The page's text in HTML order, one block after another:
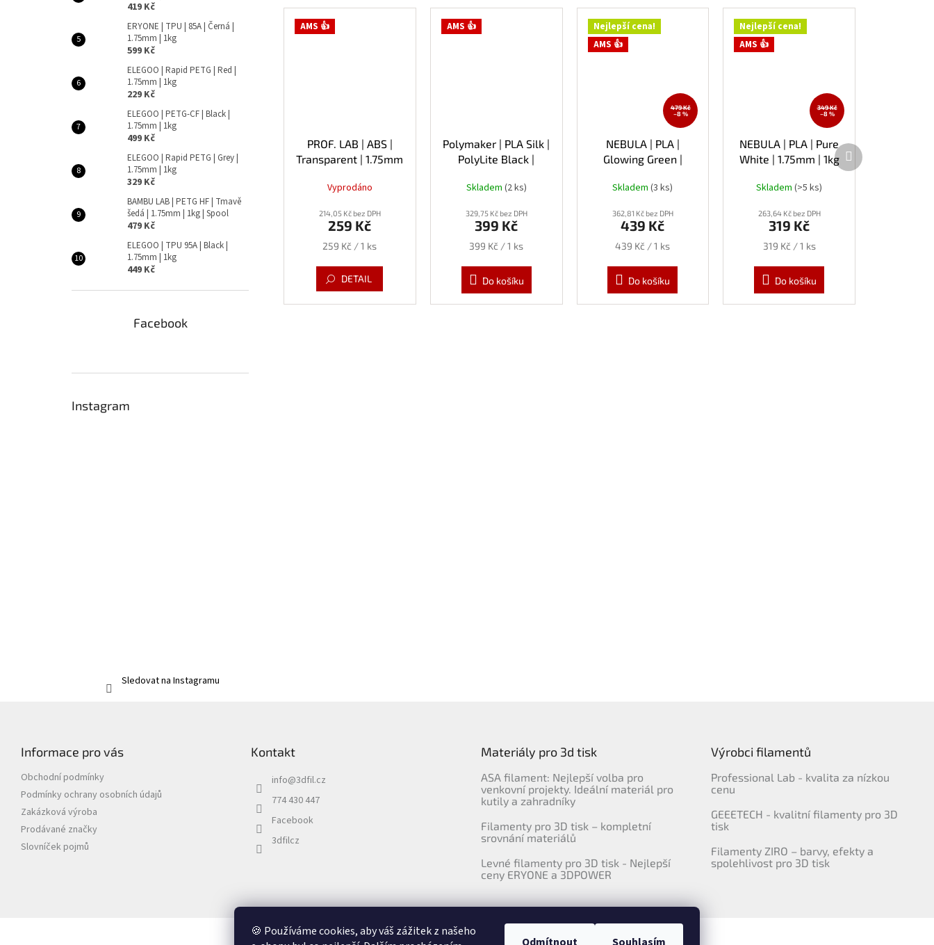
🍪 Používáme cookies, aby váš zážitek z našeho
419 Kč
ERYONE | TPU | 85A | Černá |
1.75mm | 1kg
599 Kč
ELEGOO | Rapid PETG | Red |
1.75mm | 1kg
229 Kč
ELEGOO | PETG-CF | Black |
1.75mm | 1kg
499 Kč
ELEGOO | Rapid PETG | Grey |
1.75mm | 1kg
329 Kč
BAMBU LAB | PETG HF | Tmavě
šedá | 1.75mm | 1kg | Spool
479 Kč
ELEGOO | TPU 95A | Black |
1.75mm | 1kg
449 Kč
Facebook
Instagram
Sledovat na Instagramu
AMS 👍
PROF. LAB | ABS |
Transparent | 1.75mm
Vyprodáno
214,05 Kč bez DPH
259 Kč
Měrná
259 Kč / 1 ks
DETAIL
AMS 👍
Polymaker | PLA Silk |
PolyLite Black |
Skladem (2 ks)
329,75 Kč bez DPH
399 Kč
Měrná
399 Kč / 1 ks
Do košíku
Nejlepší cena!
AMS 👍
479 Kč
–8 %
NEBULA | PLA |
Glowing Green |
Skladem(3 ks)
362,81 Kč bez DPH
439 Kč
Měrná
439 Kč / 1 ks
Do košíku
Nejlepší cena!
AMS 👍
349 Kč
–8 %
NEBULA | PLA | Pure
White | 1.75mm | 1kg
Skladem(>5 ks)
263,64 Kč bez DPH
319 Kč
Měrná
319 Kč / 1 ks
Do košíku
Další
produkt
Informace pro vás
Obchodní podmínky
Podmínky ochrany osobních údajů
Zakázková výroba
Prodávané značky
Slovníček pojmů
Kontakt
info@3dfil.cz
774 430 447
Facebook
3dfilcz
Materiály pro 3d tisk
ASA filament: Nejlepší volba pro
venkovní projekty. Ideální materiál pro
kutily a zahradníky
Filamenty pro 3D tisk – kompletní
srovnání materiálů
Levné filamenty pro 3D tisk - Nejlepší
ceny ERYONE a 3DPOWER
Výrobci filamentů
Professional Lab - kvalita za nízkou
cenu
GEEETECH - kvalitní filamenty pro 3D
tisk
Filamenty ZIRO – barvy, efekty a
spolehlivost pro 3D tisk